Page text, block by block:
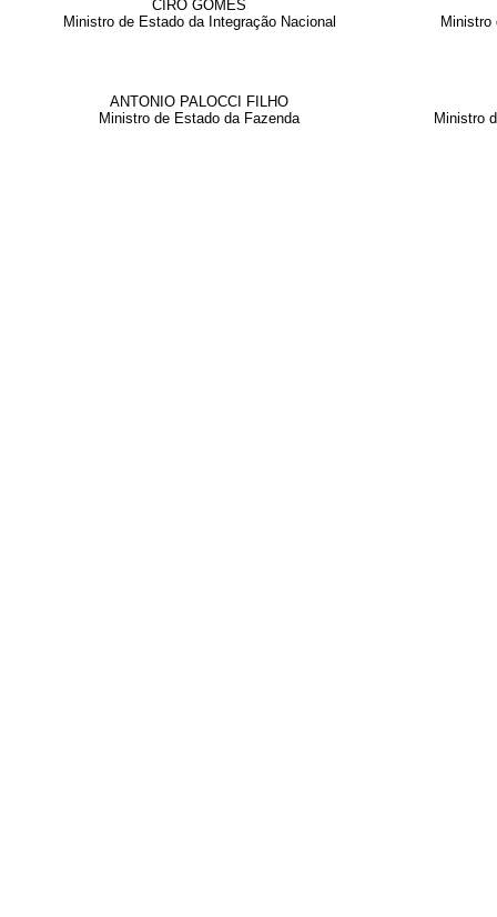
CIRO GOMES
Ministro de Estado da Integração Nacional
Ministro
ANTONIO PALOCCI FILHO
Ministro de Estado da Fazenda
Ministro